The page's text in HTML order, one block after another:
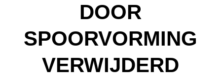
DOOR
SPOORVORMING
VERWIJDERD